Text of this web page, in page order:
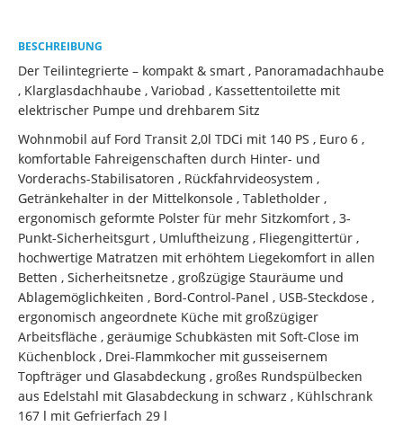
BESCHREIBUNG
Der Teilintegrierte – kompakt & smart , Panoramadachhaube
, Klarglasdachhaube , Variobad , Kassettentoilette mit
elektrischer Pumpe und drehbarem Sitz
Wohnmobil auf Ford Transit 2,0l TDCi mit 140 PS , Euro 6 ,
komfortable Fahreigenschaften durch Hinter- und
Vorderachs-Stabilisatoren , Rückfahrvideosystem ,
Getränkehalter in der Mittelkonsole , Tabletholder ,
ergonomisch geformte Polster für mehr Sitzkomfort , 3-
Punkt-Sicherheitsgurt , Umluftheizung , Fliegengittertür ,
hochwertige Matratzen mit erhöhtem Liegekomfort in allen
Betten , Sicherheitsnetze , großzügige Stauräume und
Ablagemöglichkeiten , Bord-Control-Panel , USB-Steckdose ,
ergonomisch angeordnete Küche mit großzügiger
Arbeitsfläche , geräumige Schubkästen mit Soft-Close im
Küchenblock , Drei-Flammkocher mit gusseisernem
Topfträger und Glasabdeckung , großes Rundspülbecken
aus Edelstahl mit Glasabdeckung in schwarz , Kühlschrank
167 l mit Gefrierfach 29 l